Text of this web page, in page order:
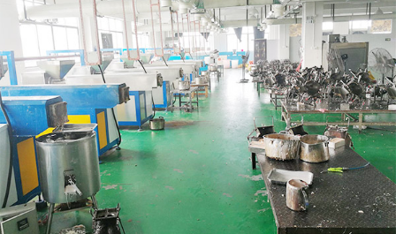
琛城机械是一家集研发、生产、销售于一体的成人用品挤
出厂家。 多年以来，公司一直坚持以“专业、诚信、平
和、永续”为经营理念，获得市场的肯定以及客户的广泛认
可。